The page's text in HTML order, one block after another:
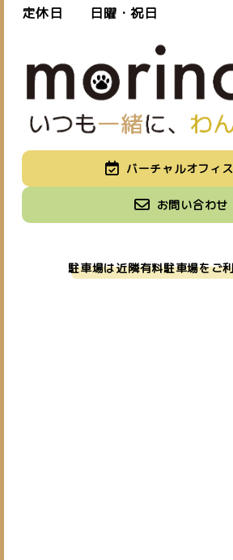
定休日 日曜・祝日
バーチャルオフィ
お問い合わせ
駐車場は近隣有料駐車場をご